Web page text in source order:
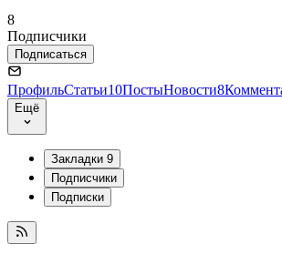
8
Подписчики
Подписаться
ПрофильСтатьи10ПостыНовости8
Ещё
Закладки 9
Подписчики
Подписки